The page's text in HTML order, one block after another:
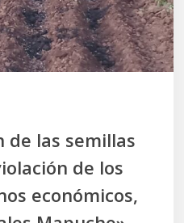
de las semillas
de los
económicos,